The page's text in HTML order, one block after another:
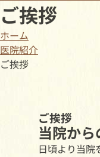
ご挨拶
ホーム
医院紹介
ご挨拶
ご挨拶
当院か
日頃より当院